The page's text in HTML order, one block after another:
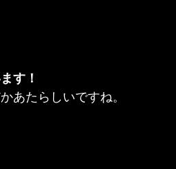
す！
あたらしいですね。